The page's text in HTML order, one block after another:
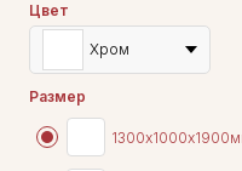
Цвет
Хром
Размер